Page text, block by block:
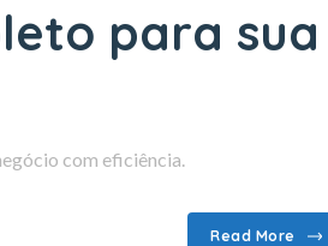
para sua
com eficiência.
Read More